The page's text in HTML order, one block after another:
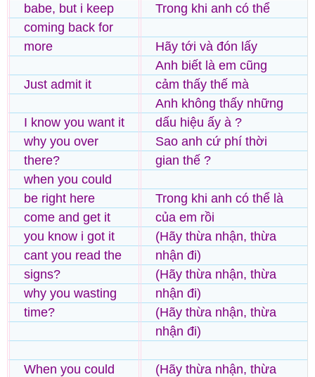
babe, but i keep
coming back for
more
Just admit it
I know you want it
why you over
there?
when you could
be right here
come and get it
you know i got it
cant you read the
signs?
why you wasting
time?
When you could
Trong khi anh có thể
Hãy tới và đón lấy
Anh biết là em cũng
cảm thấy thế mà
Anh không thấy những
dấu hiệu ấy à ?
Sao anh cứ phí thời
gian thế ?
Trong khi anh có thể là
của em rồi
(Hãy thừa nhận, thừa
nhận đi)
(Hãy thừa nhận, thừa
nhận đi)
(Hãy thừa nhận, thừa
nhận đi)
(Hãy thừa nhận, thừa